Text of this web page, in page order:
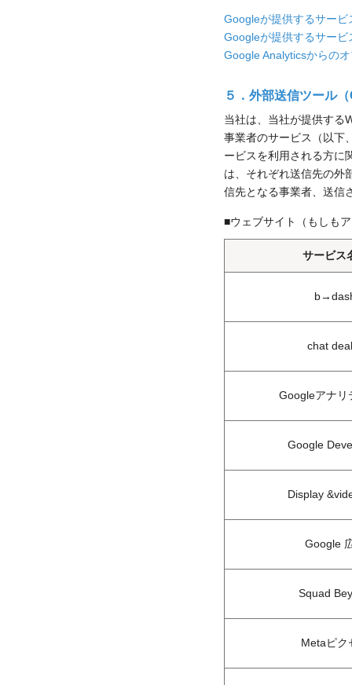
Googleが提供するサー
Googleが提供するサー
Google Analyticsからの
５．外部送信ツール
当社は、当社が提供する
事業者のサービス（以下
ービスを利用される方に
は、それぞれ送信先の外
信先となる事業者、送信
■ウェブサイト（もしも
サービス
chat
Googleアナリ
Google
Display
Google
Squad
Metaピク